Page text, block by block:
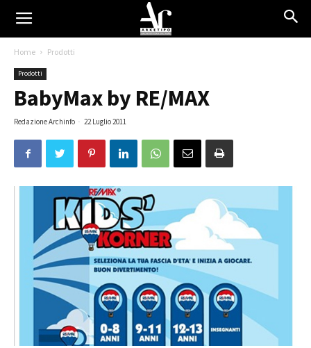
Home Prodotti
Prodotti
BabyMax by RE/MAX
Redazione Archinfo - 22 Luglio 2011